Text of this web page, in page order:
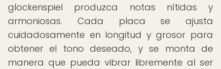
glockenspiel produzca notas nítidas y
armoniosas. Cada placa se ajusta
cuidadosamente en longitud y grosor para
obtener el tono deseado, y se monta de
manera que pueda vibrar libremente al ser